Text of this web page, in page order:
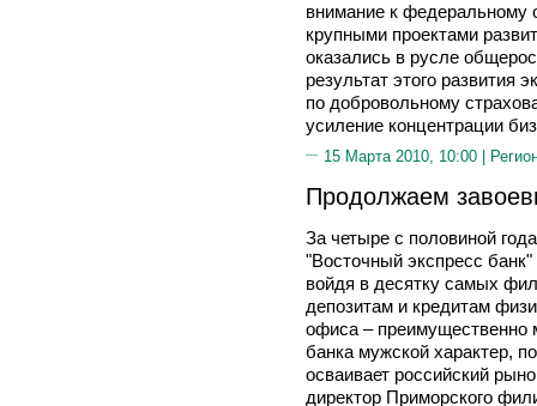
внимание к федеральному
крупными проектами
оказались в русле
результат этого развития
по добровольному
усиление концентрации
15 Марта 2010, 10:00 |
Продолжаем
За четыре с половиной
"Восточный экспресс
войдя в десятку самых
депозитам и кредитам
офиса – преимущественно
банка мужской характер,
осваивает российский
директор Приморского